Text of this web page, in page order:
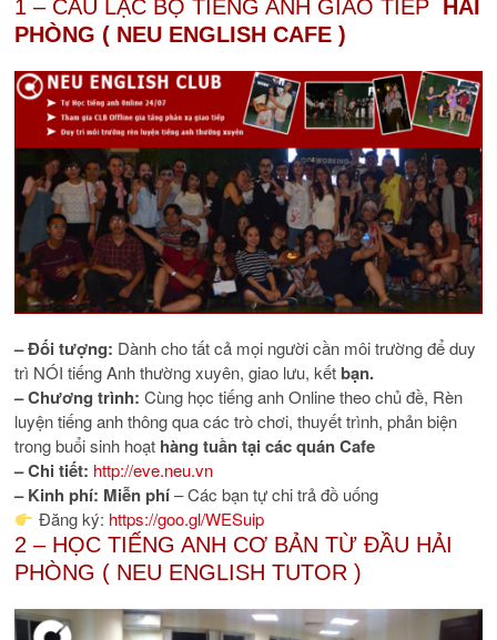
1 – CÂU LẠC BỘ TIẾNG ANH GIAO TIẾP
HẢI
PHÒNG ( NEU ENGLISH CAFE )
– Đối tượng: Dành cho tất cả mọi người cần môi trường để duy
trì NÓI tiếng Anh thường xuyên, giao lưu, kết bạn.
– Chương trình: Cùng học tiếng anh Online theo chủ đề, Rèn
luyện tiếng anh thông qua các trò chơi, thuyết trình, phản biện
trong buổi sinh hoạt hàng tuần tại các quán Cafe
– Chi tiết: http://eve.neu.vn
– Kinh phí: Miễn phí– Các bạn tự chi trả đồ uống
Đăng ký: https://goo.gl/WESuip
2 – HỌC TIẾNG ANH CƠ BẢN TỪ ĐẦU HẢI
PHÒNG ( NEU ENGLISH TUTOR )